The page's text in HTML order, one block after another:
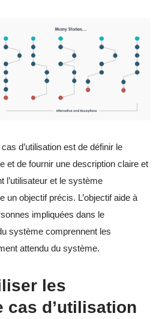
cas d’utilisation est de définir le
et de fournir une description claire et
l’utilisateur et le système
un objectif précis. L’objectif aide à
impliquées dans le
système comprennent les
attendu du système.
les
cas d’utilisation